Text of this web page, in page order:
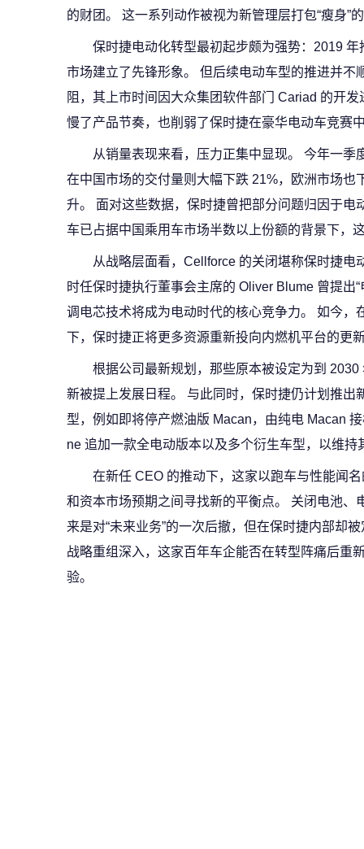
的财团。 这一系列动作被视为新管理层打包“瘦身”
保时捷电动化转型最初起步颇为强势：2019
市场建立了先锋形象。 但后续电动车型的推进并不
阻，其上市时间因大众集团软件部门 Cariad 的开
慢了产品节奏，也削弱了保时捷在豪华电动车竞赛
从销量表现来看，压力正集中显现。 今年一
在中国市场的交付量则大幅下跌 21%，欧洲市场也
升。 面对这些数据，保时捷曾把部分问题归因于电
车已占据中国乘用车市场半数以上份额的背景下，
从战略层面看，Cellforce 的关闭堪称保时捷
时任保时捷执行董事会主席的 Oliver Blume 曾提出
调电芯技术将成为电动时代的核心竞争力。 如今，
下，保时捷正将更多资源重新投向内燃机平台的更
根据公司最新规划，那些原本被设定为到
新被提上发展日程。 与此同时，保时捷仍计划推出
型，例如即将停产燃油版 Macan，由纯电 Macan
ne 追加一款全电动版本以及多个衍生车型，以维
在新任 CEO 的推动下，这家以跑车与性能闻
和资本市场预期之间寻找新的平衡点。 关闭电池、
来是对“未来业务”的一次后撤，但在保时捷内部却
战略重组深入，这家百年车企能否在转型阵痛后重
验。